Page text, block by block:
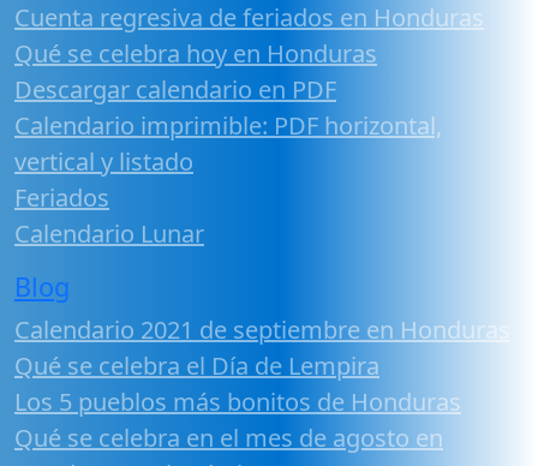
Cuenta regresiva de feriados en Honduras
Qué se celebra hoy en Honduras
Descargar calendario en PDF
Calendario imprimible: PDF horizontal,
vertical y listado
Feriados
Calendario Lunar
Blog
Calendario 2021 de septiembre en Honduras
Qué se celebra el Día de Lempira
Los 5 pueblos más bonitos de Honduras
Qué se celebra en el mes de agosto en